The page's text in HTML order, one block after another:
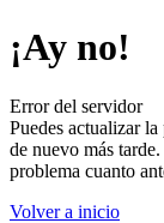
¡Ay no!
Error del servidor
Puedes actualizar
de nuevo más
problema cuanto
Volver a inicio